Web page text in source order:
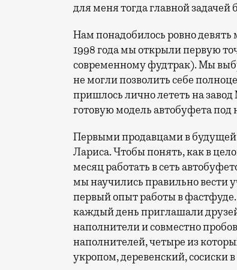
для меня тогда главной задачей
Нам понадобилось ровно девять
1998 года мы открыли первую
современному фудтрак). Мы
не могли позволить себе
пришлось лично лететь на
готовую модель автобуфета под
Первыми продавцами в
Лариса. Чтобы понять, как в
месяц работать в сеть
мы научились правильно вести
первый опыт работы в
каждый день приглашали
наполнители и совместно
наполнителей, четыре из
укропом, деревенский, сосиски